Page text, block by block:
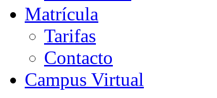
Matrícula
Tarifas
Contacto
Campus Virtual